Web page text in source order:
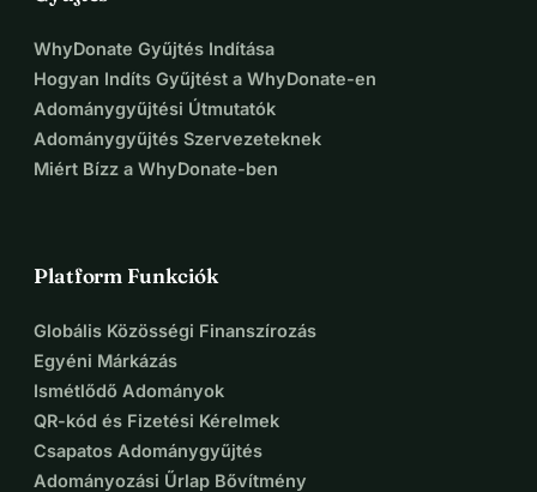
WhyDonate Gyűjtés Indítása
Hogyan Indíts Gyűjtést a WhyDonate-en
Adománygyűjtési Útmutatók
Adománygyűjtés Szervezeteknek
Miért Bízz a WhyDonate-ben
Platform Funkciók
Globális Közösségi Finanszírozás
Egyéni Márkázás
Ismétlődő Adományok
QR-kód és Fizetési Kérelmek
Csapatos Adománygyűjtés
Adományozási Űrlap Bővítmény